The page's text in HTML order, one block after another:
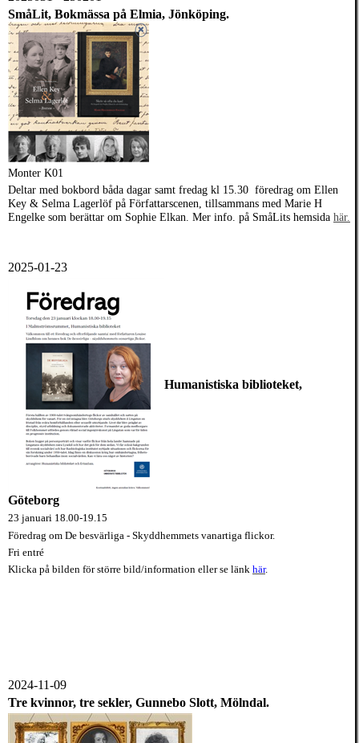
SmåLit, Bokmässa på Elmia, Jönköping.
Monter K01
Deltar med bokbord båda dagar samt fredag kl 15.30 föredrag om Ellen
Key & Selma Lagerlöf på Författarscenen, tillsammans med Marie H
Engelke som berättar om Sophie Elkan. Mer info. på SmåLits hemsida här.
2025-01-23
Humanistiska biblioteket,
Göteborg
23 januari 18.00-19.15
Föredrag om De besvärliga - Skyddhemmets vanartiga flickor.
Fri entré
Klicka på bilden för större bild/information eller se länk här.
2024-11-09
Tre kvinnor, tre sekler, Gunnebo Slott, Mölndal.